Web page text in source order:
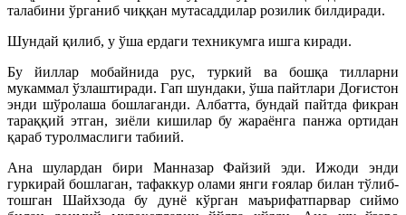
талабини ўрганиб чиққан мутасаддилар розилик билдиради.
Шундай қилиб, у ўша ердаги техникумга ишга киради.
Бу йиллар мобайнида рус, туркий ва бошқа тилларни
мукаммал ўзлаштиради. Гап шундаки, ўша пайтлари Доғистон
энди шўролаша бошлаганди. Албатта, бундай пайтда фикран
тараққий этган, зиёли кишилар бу жараёнга панжа ортидан
қараб туролмаслиги табиий.
Ана шулардан бири Манназар Файзий эди. Ижоди энди
гуркирай бошлаган, тафаккур олами янги ғоялар билан тўлиб-
тошган Шайхзода бу дунё кўрган маърифатпарвар сиймо